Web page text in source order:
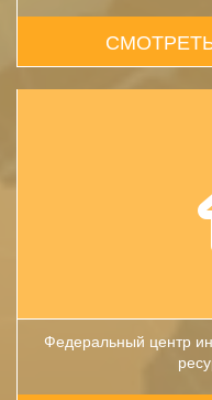
Федеральный центр